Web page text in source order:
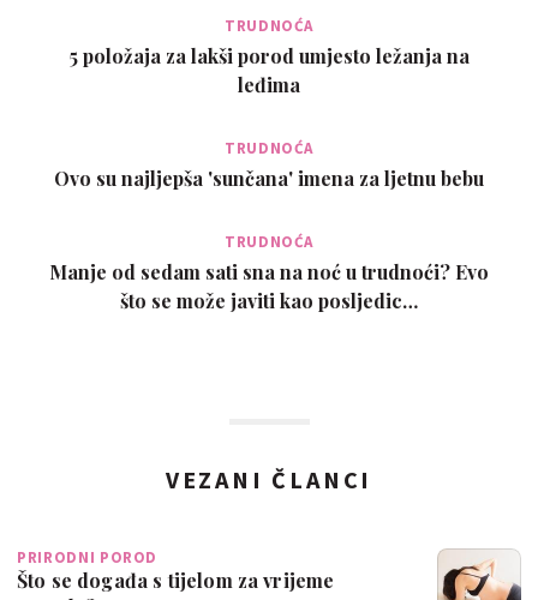
TRUDNOĆA
5 položaja za lakši porod umjesto ležanja na
leđima
TRUDNOĆA
Ovo su najljepša 'sunčana' imena za ljetnu bebu
TRUDNOĆA
Manje od sedam sati sna na noć u trudnoći? Evo
što se može javiti kao posljedic…
VEZANI ČLANCI
PRIRODNI POROD
Što se događa s tijelom za vrijeme